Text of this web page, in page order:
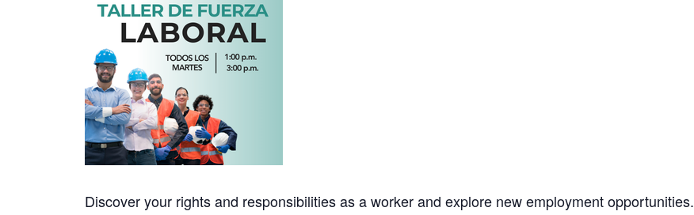
Discover your rights and responsibilities as a worker and explore new employment opportunities.